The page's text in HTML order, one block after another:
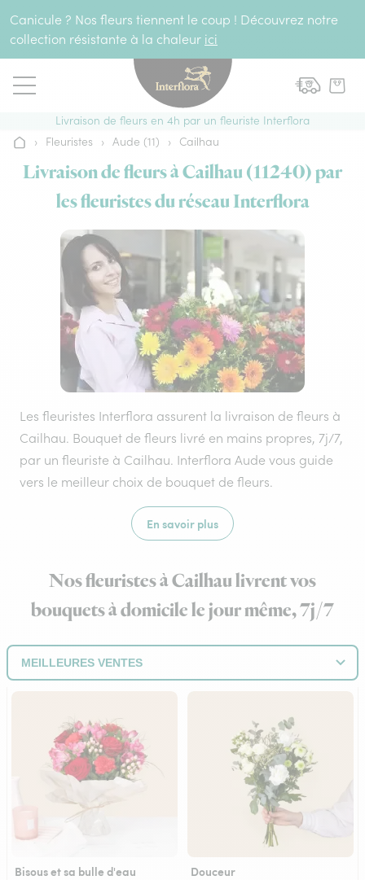
Canicule ? Nos fleurs tiennent le coup ! Découvrez notre
collection résistante à la chaleur ici
Livraison de fleurs en 4h par un fleuriste Interflora
Accueil
› Fleuristes › Aude (11) › Cailhau
Livraison de fleurs à Cailhau (11240) par
les fleuristes du réseau Interflora
Les fleuristes Interflora assurent la livraison de fleurs à
Cailhau. Bouquet de fleurs livré en mains propres, 7j/7,
par un fleuriste à Cailhau. Interflora Aude vous guide
vers le meilleur choix de bouquet de fleurs.
En savoir plus
Nos fleuristes à Cailhau livrent vos
bouquets à domicile le jour même, 7j/7
Bisous et sa bulle d'eau Douceur